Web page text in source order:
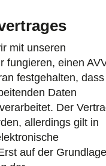
mit unseren
fungieren, einen
festgehalten, dass
Daten
Der
allerdings gilt in
auf der Grundlage